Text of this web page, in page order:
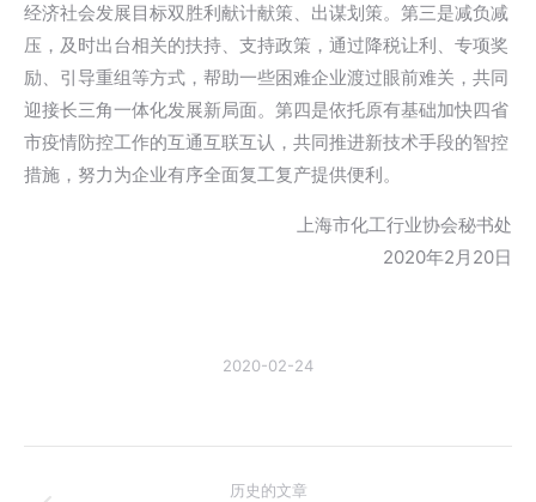
经济社会发展目标双胜利献计献策、出谋划策。第三是减负减
压，及时出台相关的扶持、支持政策，通过降税让利、专项奖
励、引导重组等方式，帮助一些困难企业渡过眼前难关，共同
迎接长三角一体化发展新局面。第四是依托原有基础加快四省
市疫情防控工作的互通互联互认，共同推进新技术手段的智控
措施，努力为企业有序全面复工复产提供便利。
上海市化工行业协会秘书处
2020年2月20日
2020-02-24
历史的文章